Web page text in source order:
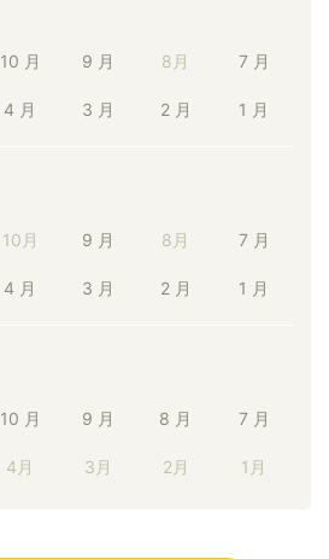
10 月 9 月 8月 7 月
4 月 3 月 2 月 1 月
10月 9 月 8月 7 月
4 月 3 月 2 月 1 月
10 月 9 月 8 月 7 月
4月 3月 2月 1月